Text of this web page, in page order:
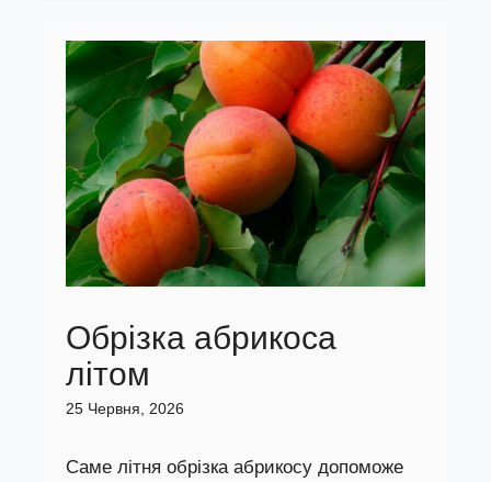
Обрізка абрикоса
літом
25 Червня, 2026
Саме літня обрізка абрикосу допоможе